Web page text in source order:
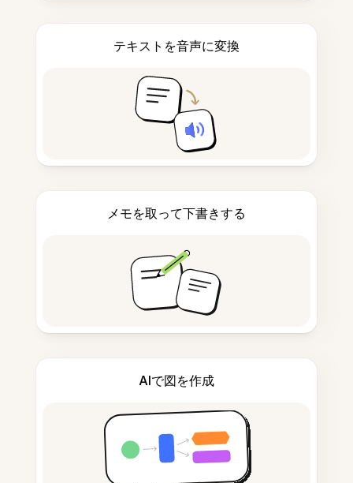
テキストを音声に変換
メモを取って下書きする
AIで図を作成